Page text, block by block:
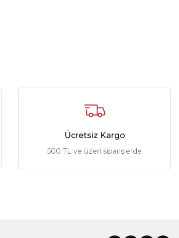
Ücretsiz Kargo
500 TL ve üzeri siparişlerde